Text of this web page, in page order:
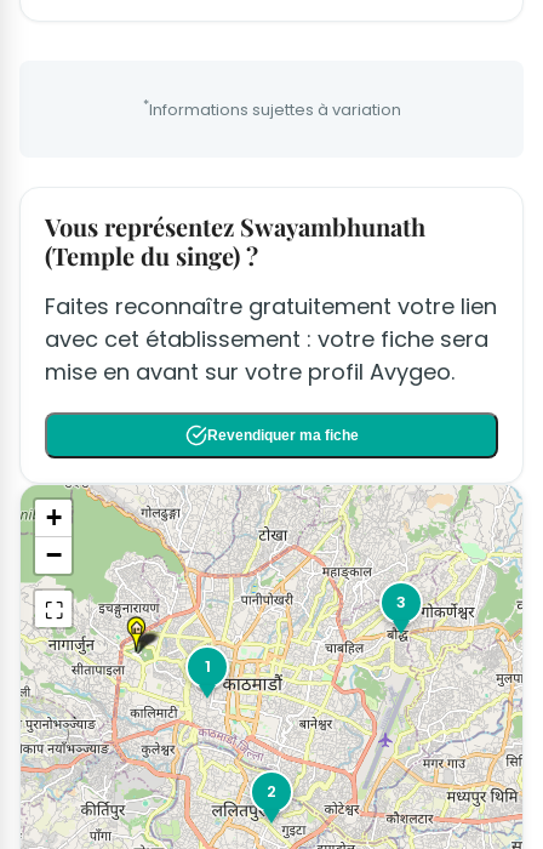
*Informations sujettes à variation
Vous représentez Swayambhunath
(Temple du singe) ?
Faites reconnaître gratuitement votre lien
avec cet établissement : votre fiche sera
mise en avant sur votre profil Avygeo.
Revendiquer ma fiche
1
2
3
+
−
⛶